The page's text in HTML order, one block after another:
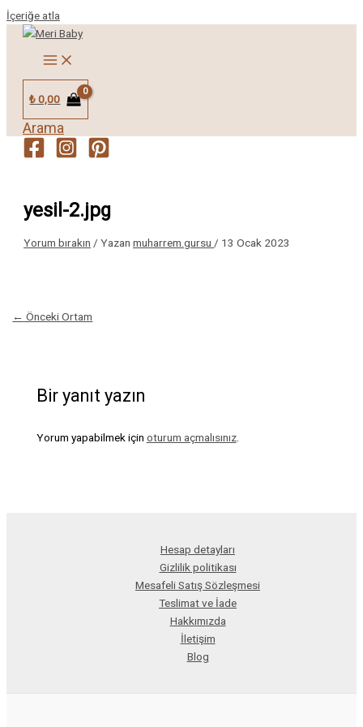
İçeriğe atla
₺0,00
Arama
yesil-2.jpg
Yorum bırakın / Yazan muharrem.gursu / 13 Ocak 2023
← Önceki Ortam
Bir yanıt yazın
Yorum yapabilmek için oturum açmalısınız.
Hesap detayları
Gizlilik politikası
Mesafeli Satış Sözleşmesi
Teslimat ve İade
Hakkımızda
İletişim
Blog